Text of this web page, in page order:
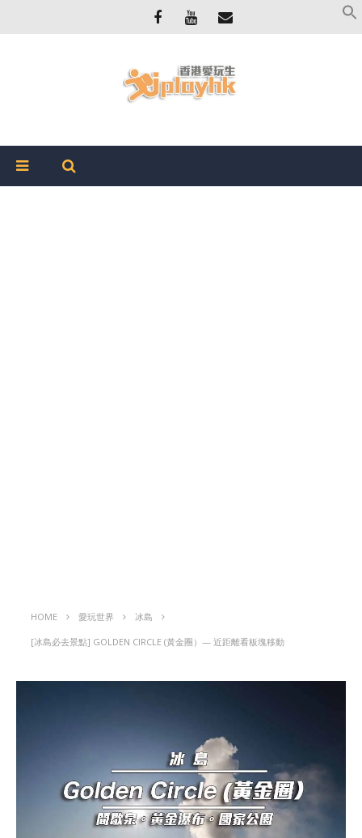
HOME 愛玩世界 冰島
[冰島必去景點] GOLDEN CIRCLE (黃金圈）— 近距離看板塊移動